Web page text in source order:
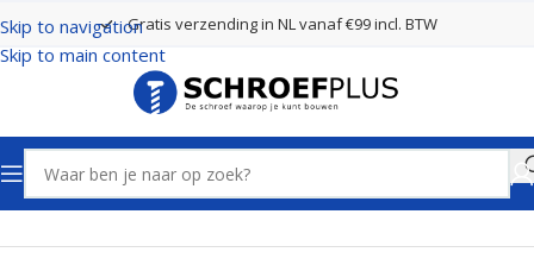
Skip to navigation
Skip to main content
Gratis verzending in NL vanaf €99 incl. BTW
Home Boren Kernboren